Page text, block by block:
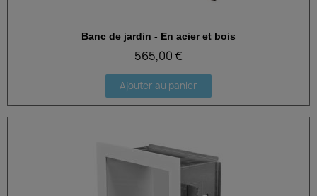
Aperçu rapide
Banc de jardin - En acier et bois
565,00 €
Ajouter au panier